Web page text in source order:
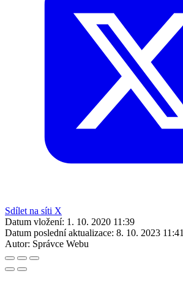
Sdílet na síti X
Datum vložení: 1. 10. 2020 11:39
Datum poslední aktualizace: 8. 10. 2023 11:41
Autor: Správce Webu